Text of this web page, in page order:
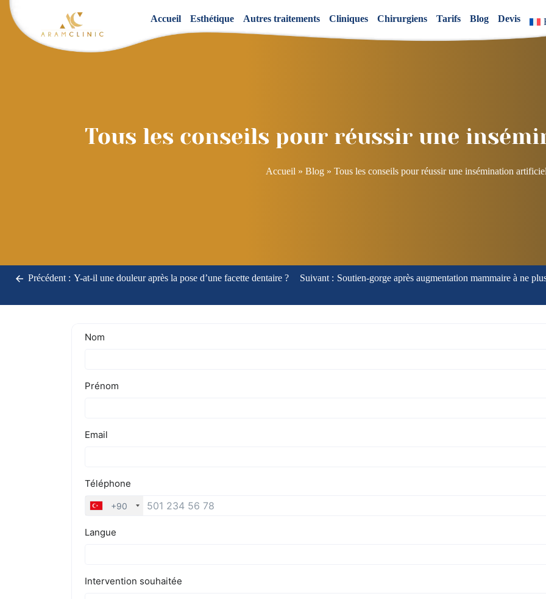
Accueil Esthétique Autres traitements Cliniques Chirurgiens Tarifs Blog Devis
Tous les conseils pour réussir une
Accueil » Blog» Tous les conseils pour réussir une insémination
Précédent : Y-at-il une douleur après la pose d’une facette dentaire ? Suivant : Soutien-gorge après augmentation mammaire à ne